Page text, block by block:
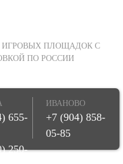
ИГРОВЫХ ПЛОЩАДОК С
ПО РОССИИ
655-
250-
ИВАНОВО
+7 (904) 858-
05-85